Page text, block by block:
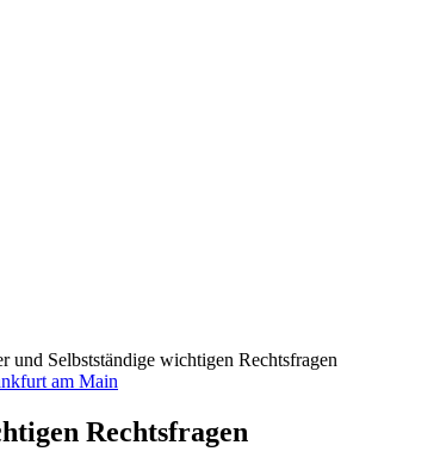
Selbstständige wichtigen Rechtsfragen
Rechtsfragen